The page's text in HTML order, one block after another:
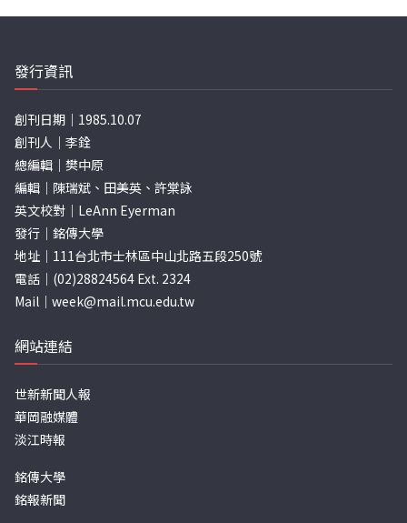
分
頁
發行資訊
創刊日期｜1985.10.07
創刊人｜李銓
總編輯｜樊中原
編輯｜陳瑞斌、田美英、許棠詠
英文校對｜LeAnn Eyerman
發行｜銘傳大學
地址｜111台北市士林區中山北路五段250號
電話｜(02)28824564 Ext. 2324
Mail｜ week@mail.mcu.edu.tw
網站連結
世新新聞人報
華岡融媒體
淡江時報
銘傳大學
銘報新聞